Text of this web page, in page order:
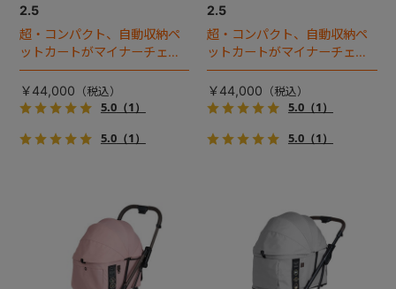
2.5
超・コンパクト、自動収納ペ
ットカートがマイナーチェン
ジ！
￥44,000
5.0（1）
5.0（1）
2.5
超・コンパクト、自動収納ペ
ットカートがマイナーチェン
ジ！
￥44,000
5.0（1）
5.0（1）